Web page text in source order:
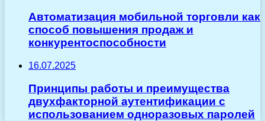
Автоматизация мобильной торговли как
способ повышения продаж и
конкурентоспособности
16.07.2025
Принципы работы и преимущества
двухфакторной аутентификации с
использованием одноразовых паролей